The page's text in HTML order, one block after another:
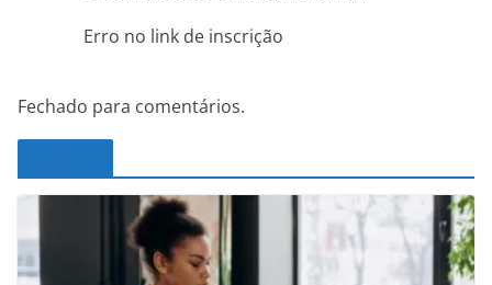
Erro no link de inscrição
Fechado para comentários.